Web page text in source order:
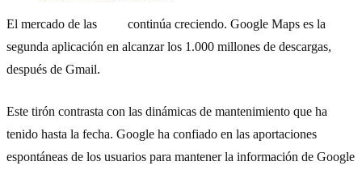
El mercado de las
continúa creciendo. Google Maps es la
segunda aplicación en alcanzar los 1.000 millones de descargas,
después de Gmail.
Este tirón contrasta con las dinámicas de mantenimiento que ha
tenido hasta la fecha. Google ha confiado en las aportaciones
espontáneas de los usuarios para mantener la información de Google